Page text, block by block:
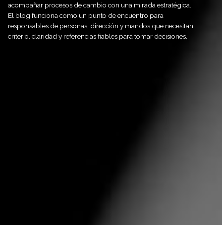
acompañar procesos de cambio con una mirada estratégica.
El blog funciona como un punto de encuentro para
responsables de personas, dirección y mandos que necesitan
criterio, claridad y referencias fiables para tomar decisiones.